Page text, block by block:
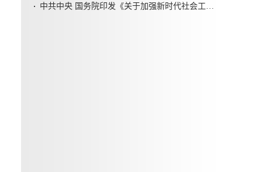
中共中央 国务院印发《关于加强新时代社会工作的意见》